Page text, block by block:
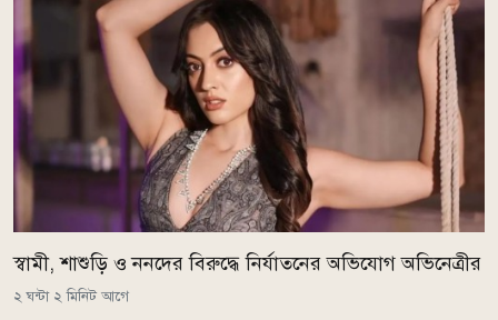
স্বামী, শাশুড়ি ও ননদের বিরুদ্ধে নির্যাতনের অভিযোগ অভিনেত্রীর
২ ঘন্টা ২ মিনিট আগে